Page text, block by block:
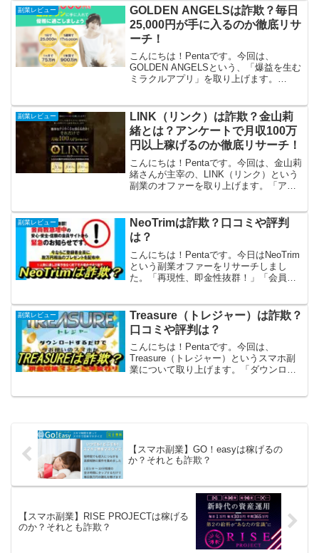
参加しようと迷われている方のご参考に
なれば幸いで...
副業レビュー
GOLDEN ANGELSは詐欺？毎日
25,000円が手に入るのか徹底リサ
ーチ！
こんにちは！Pentaです。今回は、
GOLDEN ANGELSという、「爆益を生む
ミラクルアプリ」を取り上げます。
リだそうです！これは試してみたいです
ね...
副業レビュー
LINK（リンク）は詐欺？金山莉
緒とは？アンケートで月収100万
円以上稼げるのか徹底リサーチ！
こんにちは！Pentaです。今回は、金山莉
緒さんが主宰の、LINK（リンク）という
副業のオファーを取り上げます。「アン
なりますね。ほんとうでしょうか。さっ
そく徹底リ...
副業レビュー
NeoTrimは詐欺？口コミや評判
は？
こんにちは！Pentaです。今日はNeoTrim
という副業オファーをリサーチしまし
た。「再現性、即金性抜群！」「会員数
のプレゼントを配布中といいますが、怪
しいですね。詐...
副業レビュー
Treasure（トレジャー）は詐欺？
口コミや評判は？
こんにちは！Pentaです。今回は、
Treasure（トレジャー）というスマホ副
業について取り上げます。「ダウンロー
【スマホ副業】GO！easyは稼げるの
か？それとも詐欺？
【スマホ副業】RISE PROJECTは稼げる
のか？それとも詐欺？